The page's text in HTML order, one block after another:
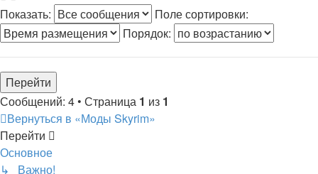
Показать:
Поле сортировки:
Порядок:
Сообщений: 4 • Страница 1 из 1
Вернуться в «Моды Skyrim»
Перейти
Основное
↳ Важно!